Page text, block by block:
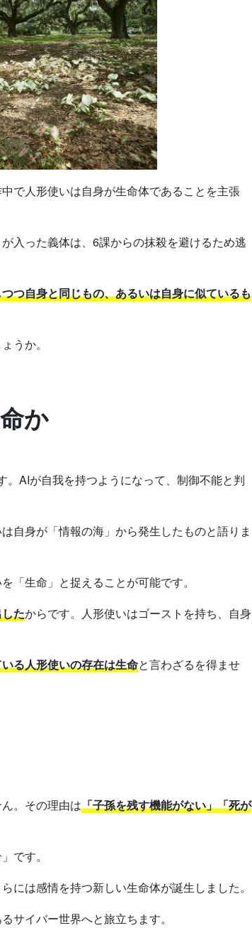
で人形使いは自身が生命体であることを主張
入った義体は、6課からの抹殺を避けるため逃
つ自身と同じもの、あるいは自身に似ているも
うか。
か
AIが自我を持つようになって、制御不能と判
自身が「情報の海」から発生したものと語りま
「生命」と捉えることが可能です。
たからです。人形使いはゴーストを持ち、自身
る人形使いの存在は生命と言わざるを得ませ
。その理由は「子孫を残す機能がない」「死が
です。
には感情を持つ新しい生命体が誕生しました。
サイバー世界へと旅立ちます。